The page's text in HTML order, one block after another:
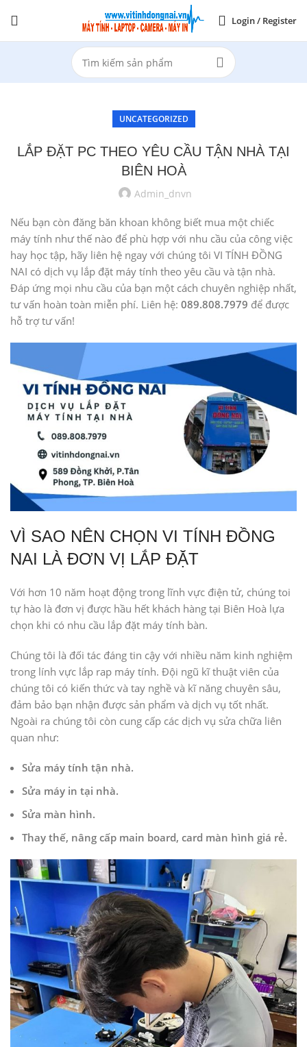
Login / Register
UNCATEGORIZED
LẮP ĐẶT PC THEO YÊU CẦU TẬN NHÀ TẠI
BIÊN HOÀ
Admin_dnvn
Nếu bạn còn đăng băn khoan không biết mua một chiếc
máy tính như thế nào để phù hợp với nhu cầu của công việc
hay học tập, hãy liên hệ ngay với chúng tôi VI TÍNH ĐỒNG
NAI có dịch vụ lắp đặt máy tính theo yêu cầu và tận nhà.
Đáp ứng mọi nhu cầu của bạn một cách chuyên nghiệp nhất,
tư vấn hoàn toàn miễn phí. Liên hệ: 089.808.7979 để được
hỗ trợ tư vấn!
VÌ SAO NÊN CHỌN VI TÍNH ĐỒNG
NAI LÀ ĐƠN VỊ LẮP ĐẶT
Với hơn 10 năm hoạt động trong lĩnh vực điện tử, chúng toi
tự hào là đơn vị được hầu hết khách hàng tại Biên Hoà lựa
chọn khi có nhu cầu lắp đặt máy tính bàn.
Chúng tôi là đối tác đáng tin cậy với nhiều năm kinh nghiệm
trong lính vực lắp rap máy tính. Đội ngũ kĩ thuật viên của
chúng tôi có kiến thức và tay nghề và kĩ năng chuyên sâu,
đảm bảo bạn nhận được sản phẩm và dịch vụ tốt nhất.
Ngoài ra chúng tôi còn cung cấp các dịch vụ sửa chữa liên
quan như:
Sửa máy tính tận nhà.
Sửa máy in tại nhà.
Sửa màn hình.
Thay thế, nâng cấp main board, card màn hình giá rẻ.